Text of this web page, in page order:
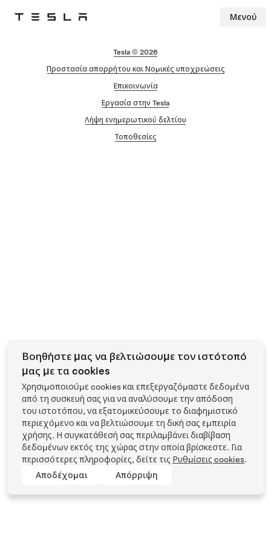
Tesla Μενού
Tesla © 2026
Προστασία απορρήτου και Νομικές υποχρεώσεις
Επικοινωνία
Εργασία στην Tesla
Λήψη ενημερωτικού δελτίου
Τοποθεσίες
Βοηθήστε μας να βελτιώσουμε τον ιστότοπό
μας με τα cookies
Χρησιμοποιούμε cookies και επεξεργαζόμαστε δεδομένα
από τη συσκευή σας για να αναλύσουμε την απόδοση
του ιστοτόπου, να εξατομικεύσουμε το διαφημιστικό
περιεχόμενο και να βελτιώσουμε τη δική σας εμπειρία
χρήσης. Η συγκατάθεσή σας περιλαμβάνει διαβίβαση
δεδομένων εκτός της χώρας στην οποία βρίσκεστε. Για
περισσότερες πληροφορίες, δείτε τις Ρυθμίσεις cookies.
Αποδέχομαι
Απόρριψη